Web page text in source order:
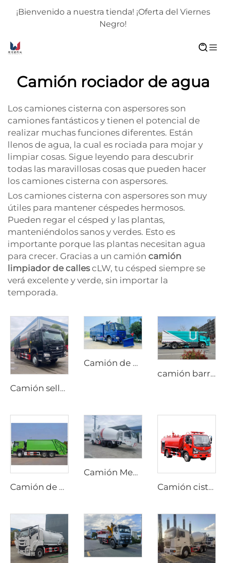
¡Bienvenido a nuestra tienda! ¡Oferta del Viernes
Negro!
Camión rociador de agua
Los camiones cisterna con aspersores son
camiones fantásticos y tienen el potencial de
realizar muchas funciones diferentes. Están
llenos de agua, la cual es rociada para mojar y
limpiar cosas. Sigue leyendo para descubrir
todas las maravillosas cosas que pueden hacer
los camiones cisterna con aspersores.
Los camiones cisterna con aspersores son muy
útiles para mantener céspedes hermosos.
Pueden regar el césped y las plantas,
manteniéndolos sanos y verdes. Esto es
importante porque las plantas necesitan agua
para crecer. Gracias a un camión camión
limpiador de callescLW, tu césped siempre se
verá excelente y verde, sin importar la
temporada.
Camión sellador de grava sincrónico HOWO nuevo con transmisión manual y motor diésel, precio de fábrica
Camión de bomberos de alta presión con espuma Sinotruk HOWO 6X4, de alta calidad, nuevo y económico, con depósito de agua
camión barredor de nueva energía de alto rendimiento y duradero de 18T, barredora eléctrica pura para lavado y barrido
Camión de basura compactador HOWO 6*4 20cbm con sistema hidráulico PLC, carga trasera, para gestión de residuos
Camión Mezclador de Cemento Diesel Personalizado con Opciones de Transmisión Manual o Automática y Dirección Bidireccional para Producción en Túneles
Camión cisterna Dongfeng 4x2 Dorica diésel nuevo con transmisión manual, bomba de agua aérea, depósito de 4000 litros, máquina de rociado, rociador contra incendios